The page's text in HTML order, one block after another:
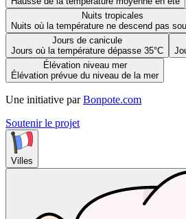
Nuits tropicales
Nuits où la température ne descend pas
Jours de canicule
Jours où la température dépasse 35°C
Élévation niveau mer
Élévation prévue du niveau de la mer
Une initiative par Bonpote.com
Soutenir le projet
Villes